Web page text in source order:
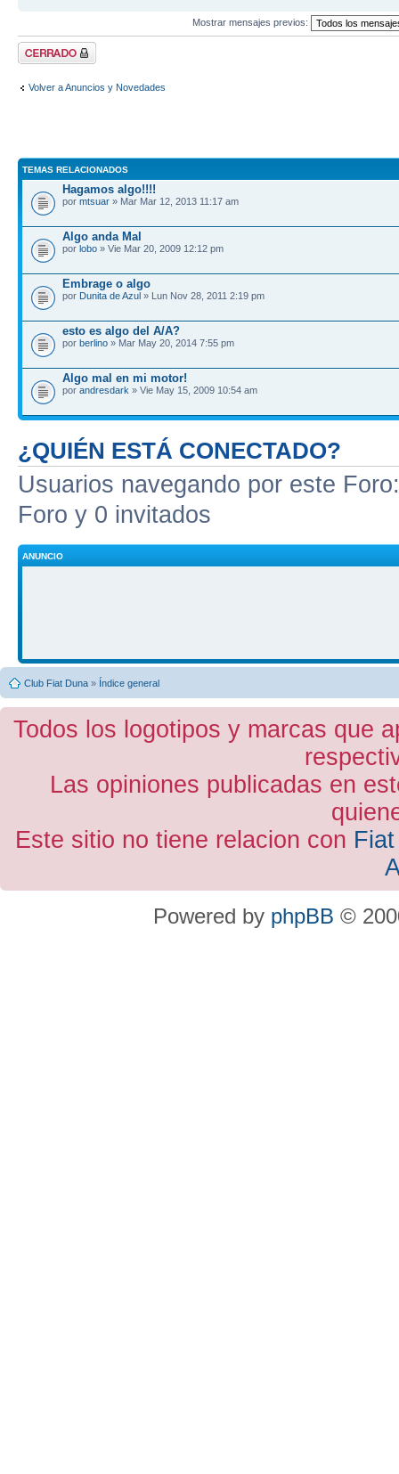
Mostrar mensajes previos:
Tema cerrado
Volver a Anuncios y Novedades
TEMAS RELACIONADOS
Hagamos algo!!!!
por mtsuar » Mar Mar 12, 2013 11:17 am
Algo anda Mal
por lobo » Vie Mar 20, 2009 12:12 pm
Embrage o algo
por Dunita de Azul » Lun Nov 28, 2011 2:19 pm
esto es algo del A/A?
por berlino » Mar May 20, 2014 7:55 pm
Algo mal en mi motor!
por andresdark » Vie May 15, 2009 10:54 am
¿QUIÉN ESTÁ CONECTADO?
Usuarios navegando por este
Foro y 0 invitados
ANUNCIO
Club Fiat Duna » Índice general
Todos los logotipos y marcas que
Las opiniones publicadas en
Este sitio no tiene relacion con
Powered by phpBB ©